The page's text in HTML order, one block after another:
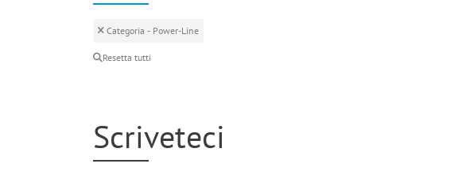
Categoria - Power-Line
Resetta tutti
Scriveteci